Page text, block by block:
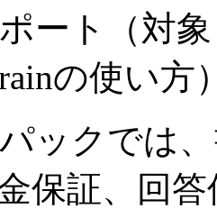
ポート（対
の使い方
ックでは
保証、回